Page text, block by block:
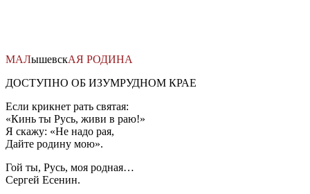
МАЛышевскАЯ РОДИНА
ДОСТУПНО ОБ ИЗУМРУДНОМ КРАЕ
Если крикнет рать святая:
«Кинь ты Русь, живи в раю!»
Я скажу: «Не надо рая,
Дайте родину мою».
Гой ты, Русь, моя родная…
Сергей Есенин.